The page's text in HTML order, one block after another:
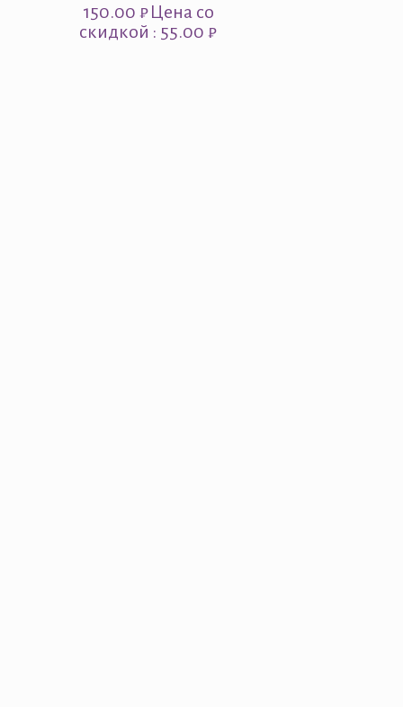
150.00 ₽Цена со
скидкой : 55.00 ₽